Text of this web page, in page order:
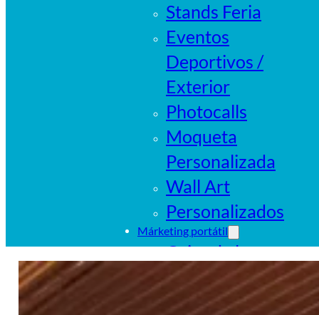
Stands Feria
Eventos
Deportivos /
Exterior
Photocalls
Moqueta
Personalizada
Wall Art
Personalizados
Márketing portátil
Cajas de luz
portátiles
Sistemas